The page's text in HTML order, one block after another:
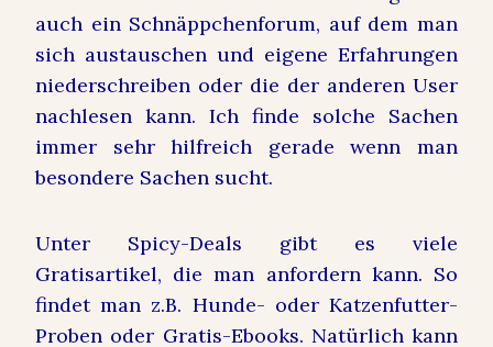
auch ein Schnäppchenforum, auf dem man
sich austauschen und eigene Erfahrungen
niederschreiben oder die der anderen User
nachlesen kann. Ich finde solche Sachen
immer sehr hilfreich gerade wenn man
besondere Sachen sucht.
Unter Spicy-Deals gibt es viele
Gratisartikel, die man anfordern kann. So
findet man z.B. Hunde- oder Katzenfutter-
Proben oder Gratis-Ebooks. Natürlich kann